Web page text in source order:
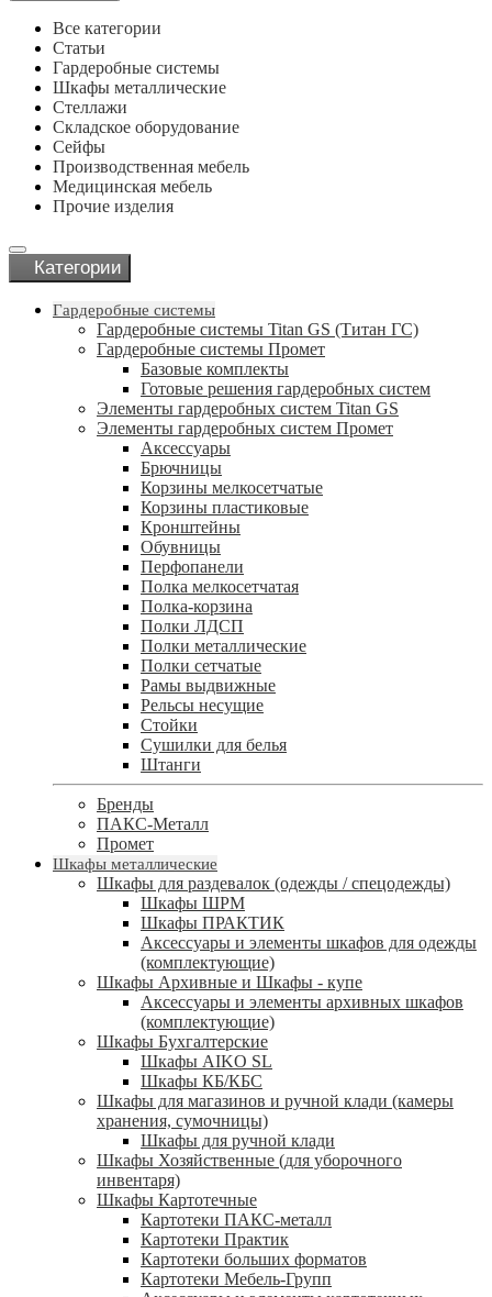
Все категории
Статьи
Гардеробные системы
Шкафы металлические
Стеллажи
Складское оборудование
Сейфы
Производственная мебель
Медицинская мебель
Прочие изделия
Категории
Гардеробные системы
Гардеробные системы Titan GS (Титан ГС)
Гардеробные системы Промет
Базовые комплекты
Готовые решения гардеробных систем
Элементы гардеробных систем Titan GS
Элементы гардеробных систем Промет
Аксессуары
Брючницы
Корзины мелкосетчатые
Корзины пластиковые
Кронштейны
Обувницы
Перфопанели
Полка мелкосетчатая
Полка-корзина
Полки ЛДСП
Полки металлические
Полки сетчатые
Рамы выдвижные
Рельсы несущие
Стойки
Сушилки для белья
Штанги
Бренды
ПАКС-Металл
Промет
Шкафы металлические
Шкафы для раздевалок (одежды / спецодежды)
Шкафы ШРМ
Шкафы ПРАКТИК
Аксессуары и элементы шкафов для одежды
(комплектующие)
Шкафы Архивные и Шкафы - купе
Аксессуары и элементы архивных шкафов
(комплектующие)
Шкафы Бухгалтерские
Шкафы AIKO SL
Шкафы КБ/КБС
Шкафы для магазинов и ручной клади (камеры
хранения, сумочницы)
Шкафы для ручной клади
Шкафы Хозяйственные (для уборочного
инвентаря)
Шкафы Картотечные
Картотеки ПАКС-металл
Картотеки Практик
Картотеки больших форматов
Картотеки Мебель-Групп